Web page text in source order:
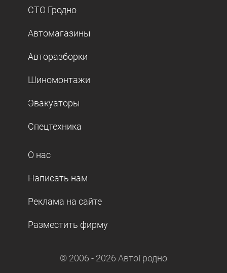
СТО Гродно
Автомагазины
Авторазборки
Шиномонтажи
Эвакуаторы
Спецтехника
О нас
Написать нам
Реклама на сайте
Разместить фирму
© 2006 - 2026 АвтоГродно